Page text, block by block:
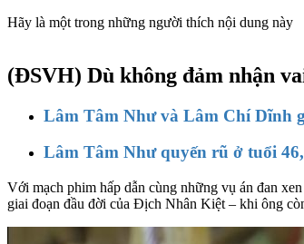
Hãy là một trong những người thích nội dung này
(ĐSVH) Dù không đảm nhận
Lâm Tâm Như và Lâm Chí Dĩnh
Lâm Tâm Như quyến rũ ở tuổi
Với mạch phim hấp dẫn cùng những vụ án đan
giai đoạn đầu đời của Địch Nhân Kiệt – khi ông